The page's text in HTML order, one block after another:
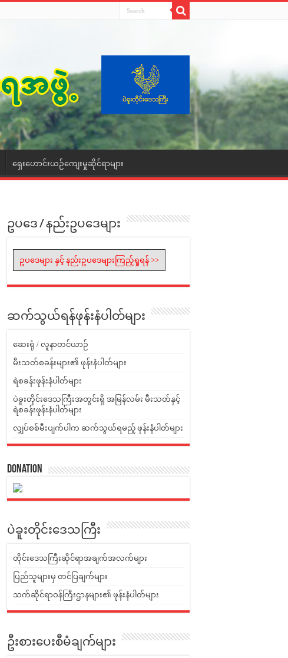
ရှေးဟောင်းယဉ်ကျေးမှုဆိုင်ရာများ
ဥပဒေ / နည်းဥပဒေများ
ဥပဒေများ နှင့် နည်းဥပဒေများကြည့်ရှုရန် >>
ဆက်သွယ်ရန်ဖုန်းနံပါတ်များ
ဆေးရုံ / လူနာတင်ယာဉ်
မီးသတ်စခန်းများ၏ ဖုန်းနံပါတ်များ
ရဲစခန်းဖုန်းနံပါတ်များ
ပဲခူးတိုင်းဒေသကြီးအတွင်းရှိ အမြန်လမ်း မီးသတ်နှင့်
ရဲစခန်းဖုန်းနံပါတ်များ
လျှပ်စစ်မီးပျက်ပါက ဆက်သွယ်ရမည့် ဖုန်းနံပါတ်များ
Donation
ပဲခူးတိုင်းဒေသကြီး
တိုင်းဒေသကြီးဆိုင်ရာအချက်အလက်များ
ပြည်သူများမှ တင်ပြချက်များ
သက်ဆိုင်ရာဝန်ကြီးဌာနများ၏ ဖုန်းနံပါတ်များ
ဦးစားပေးစီမံချက်များ